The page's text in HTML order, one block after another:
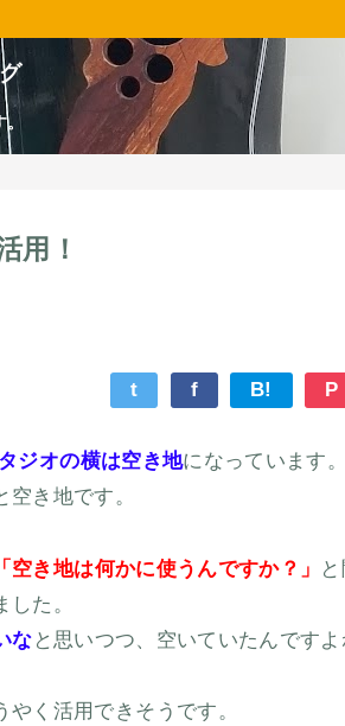
。
用！
t f B! P
ジオの横は空き地になっています。
き地です。
「空き地は何かに使うんですか？」
た。
な と思いつつ、空いていたんですよ
く活用できそうです。